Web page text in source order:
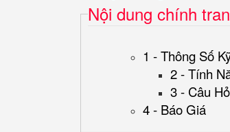
Nội dung chính
1 - Thông Số
2 - Tính
3 - Câu
4 - Báo Giá